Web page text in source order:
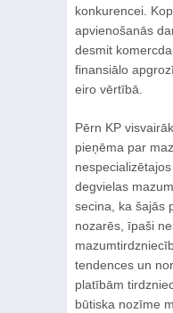
konkurencei.
apvienošanās
desmit
finansiālo
eiro vērtībā.
Pērn KP
pieņēma par
degvielas
secina, ka šajās
nozarēs, īpaši
tendences un
platībām
būtiska nozīme